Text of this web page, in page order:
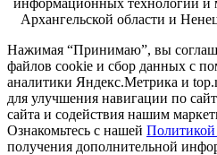
информационных технологий и
Архангельской области и
Нажимая “Принимаю”, вы
файлов cookie и сбор данных с
аналитики Яндекс.Метрика и
для улучшения навигации по
сайта и содействия нашим
Ознакомьтесь с нашей Политикой
получения дополнительной